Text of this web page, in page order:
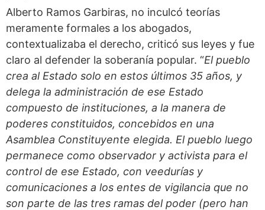
Alberto Ramos Garbiras, no inculcó teorías
meramente formales a los abogados,
contextualizaba el derecho, criticó sus leyes y fue
claro al defender la soberanía popular. “El pueblo
crea al Estado solo en estos últimos 35 años, y
delega la administración de ese Estado
compuesto de instituciones, a la manera de
poderes constituidos, concebidos en una
Asamblea Constituyente elegida. El pueblo luego
permanece como observador y activista para el
control de ese Estado, con veedurías y
comunicaciones a los entes de vigilancia que no
son parte de las tres ramas del poder (pero han